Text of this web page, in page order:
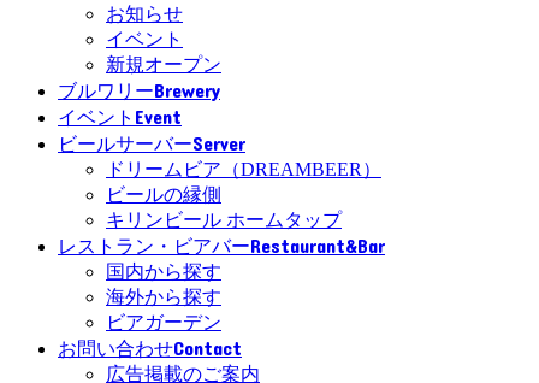
お知らせ
イベント
新規オープン
ブルワリーBrewery
イベント Event
ビールサーバーServer
ドリームビア（DREAMBEER）
ビールの縁側
キリンビール ホームタップ
レストラン・ビアバーRestaurant&Bar
国内から探す
海外から探す
ビアガーデン
お問い合わせContact
広告掲載のご案内